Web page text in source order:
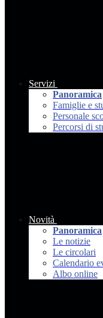
Servizi
Panoramica
Famiglie e
Personale
Percorsi di
Novità
Panoramica
Le notizie
Le circolari
Calendario
Albo online